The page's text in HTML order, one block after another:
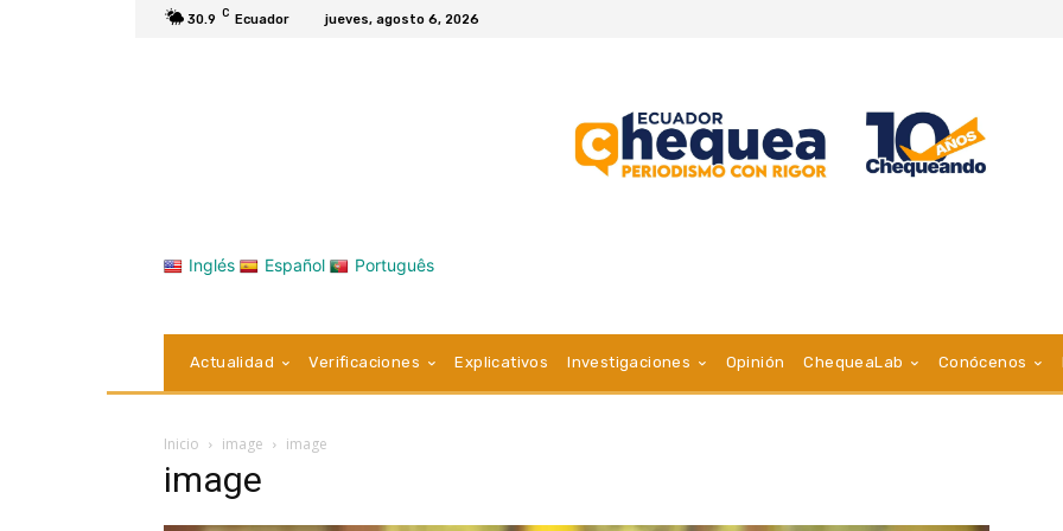
30.9 C Ecuador jueves, agosto 6, 2026
Inglés Español Português
Actualidad Verificaciones Explicativos Investigaciones Opinión ChequeaLab Conócenos
Inicio image image
image